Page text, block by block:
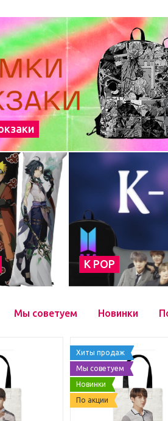
К POP
Мы советуем Новинки
Хиты продаж
Мы советуем
Новинки
По акции